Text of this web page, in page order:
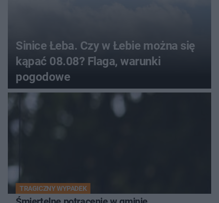
Sinice Łeba. Czy w Łebie można się
kąpać 08.08? Flaga, warunki
pogodowe
TRAGICZNY WYPADEK